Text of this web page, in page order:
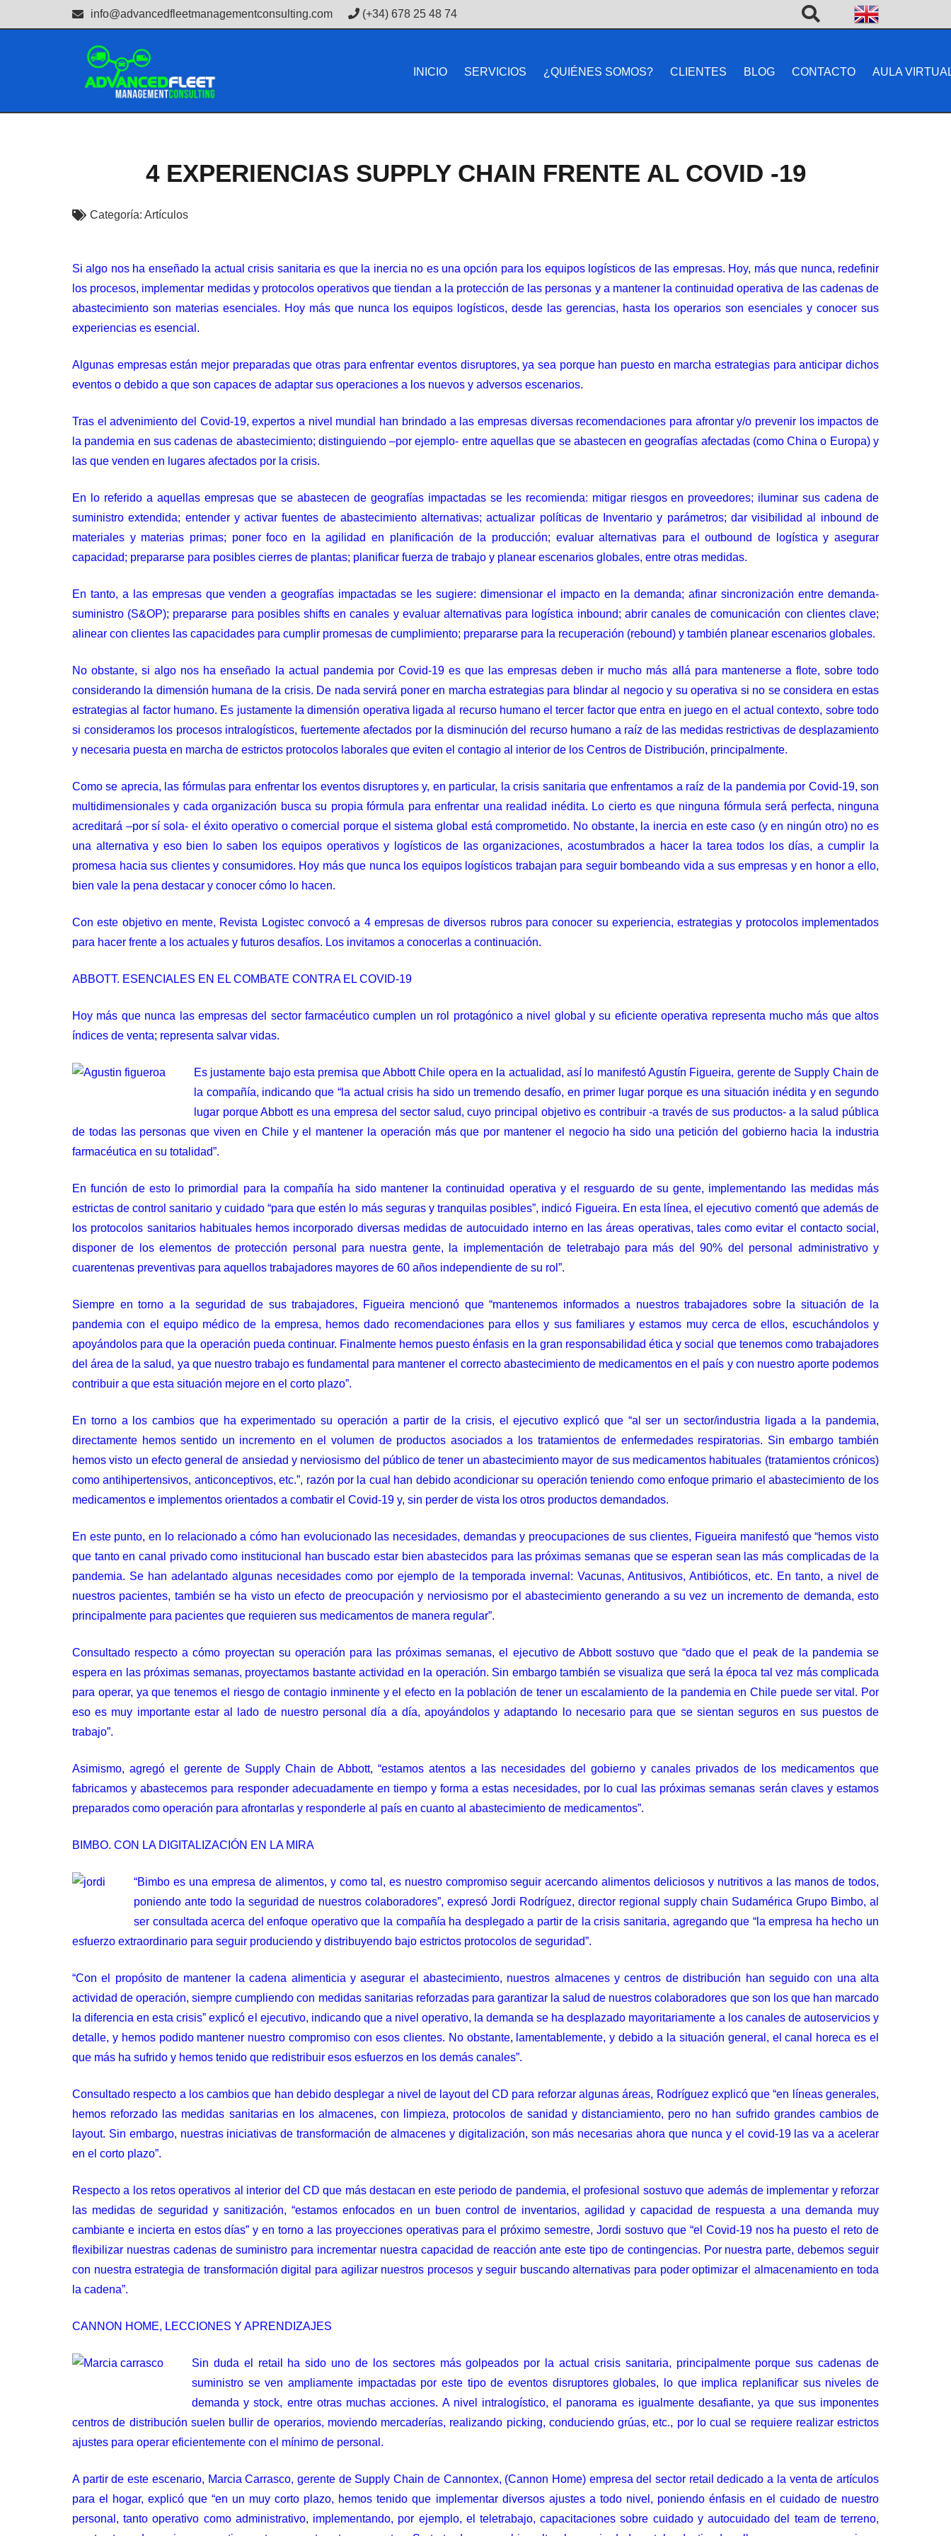
info@advancedfleetmanagementconsulting.com (+34) 678 25 48 74
INICIO SERVICIOS ¿QUIÉNES SOMOS? CLIENTES BLOG CONTACTO AULA
4 EXPERIENCIAS SUPPLY CHAIN FRENTE AL COVID -19
Categoría: Artículos
Si algo nos ha enseñado la actual crisis sanitaria es que la inercia no es una opción para los equipos logísticos de las empresas. Hoy, más que nunca, redefinir
los procesos, implementar medidas y protocolos operativos que tiendan a la protección de las personas y a mantener la continuidad operativa de las cadenas de
abastecimiento son materias esenciales. Hoy más que nunca los equipos logísticos, desde las gerencias, hasta los operarios son esenciales y conocer sus
experiencias es esencial.
Algunas empresas están mejor preparadas que otras para enfrentar eventos disruptores, ya sea porque han puesto en marcha estrategias para anticipar dichos
eventos o debido a que son capaces de adaptar sus operaciones a los nuevos y adversos escenarios.
Tras el advenimiento del Covid-19, expertos a nivel mundial han brindado a las empresas diversas recomendaciones para afrontar y/o prevenir los impactos de
la pandemia en sus cadenas de abastecimiento; distinguiendo –por ejemplo- entre aquellas que se abastecen en geografías afectadas (como China o Europa) y
las que venden en lugares afectados por la crisis.
En lo referido a aquellas empresas que se abastecen de geografías impactadas se les recomienda: mitigar riesgos en proveedores; iluminar sus cadena de
suministro extendida; entender y activar fuentes de abastecimiento alternativas; actualizar políticas de Inventario y parámetros; dar visibilidad al inbound de
materiales y materias primas; poner foco en la agilidad en planificación de la producción; evaluar alternativas para el outbound de logística y asegurar
capacidad; prepararse para posibles cierres de plantas; planificar fuerza de trabajo y planear escenarios globales, entre otras medidas.
En tanto, a las empresas que venden a geografías impactadas se les sugiere: dimensionar el impacto en la demanda; afinar sincronización entre demanda-
suministro (S&OP); prepararse para posibles shifts en canales y evaluar alternativas para logística inbound; abrir canales de comunicación con clientes clave;
alinear con clientes las capacidades para cumplir promesas de cumplimiento; prepararse para la recuperación (rebound) y también planear escenarios globales.
No obstante, si algo nos ha enseñado la actual pandemia por Covid-19 es que las empresas deben ir mucho más allá para mantenerse a flote, sobre todo
considerando la dimensión humana de la crisis. De nada servirá poner en marcha estrategias para blindar al negocio y su operativa si no se considera en estas
estrategias al factor humano. Es justamente la dimensión operativa ligada al recurso humano el tercer factor que entra en juego en el actual contexto, sobre todo
si consideramos los procesos intralogísticos, fuertemente afectados por la disminución del recurso humano a raíz de las medidas restrictivas de desplazamiento
y necesaria puesta en marcha de estrictos protocolos laborales que eviten el contagio al interior de los Centros de Distribución, principalmente.
Como se aprecia, las fórmulas para enfrentar los eventos disruptores y, en particular, la crisis sanitaria que enfrentamos a raíz de la pandemia por Covid-19, son
multidimensionales y cada organización busca su propia fórmula para enfrentar una realidad inédita. Lo cierto es que ninguna fórmula será perfecta, ninguna
acreditará –por sí sola- el éxito operativo o comercial porque el sistema global está comprometido. No obstante, la inercia en este caso (y en ningún otro) no es
una alternativa y eso bien lo saben los equipos operativos y logísticos de las organizaciones, acostumbrados a hacer la tarea todos los días, a cumplir la
promesa hacia sus clientes y consumidores. Hoy más que nunca los equipos logísticos trabajan para seguir bombeando vida a sus empresas y en honor a ello,
bien vale la pena destacar y conocer cómo lo hacen.
Con este objetivo en mente, Revista Logistec convocó a 4 empresas de diversos rubros para conocer su experiencia, estrategias y protocolos implementados
para hacer frente a los actuales y futuros desafíos. Los invitamos a conocerlas a continuación.
ABBOTT. ESENCIALES EN EL COMBATE CONTRA EL COVID-19
Hoy más que nunca las empresas del sector farmacéutico cumplen un rol protagónico a nivel global y su eficiente operativa representa mucho más que altos
índices de venta; representa salvar vidas.
Es justamente bajo esta premisa que Abbott Chile opera en la actualidad, así lo manifestó Agustín Figueira, gerente de Supply Chain de
la compañía, indicando que “la actual crisis ha sido un tremendo desafío, en primer lugar porque es una situación inédita y en segundo
lugar porque Abbott es una empresa del sector salud, cuyo principal objetivo es contribuir -a través de sus productos- a la salud pública
de todas las personas que viven en Chile y el mantener la operación más que por mantener el negocio ha sido una petición del gobierno hacia la industria
farmacéutica en su totalidad”.
En función de esto lo primordial para la compañía ha sido mantener la continuidad operativa y el resguardo de su gente, implementando las medidas más
estrictas de control sanitario y cuidado “para que estén lo más seguras y tranquilas posibles”, indicó Figueira. En esta línea, el ejecutivo comentó que además de
los protocolos sanitarios habituales hemos incorporado diversas medidas de autocuidado interno en las áreas operativas, tales como evitar el contacto social,
disponer de los elementos de protección personal para nuestra gente, la implementación de teletrabajo para más del 90% del personal administrativo y
cuarentenas preventivas para aquellos trabajadores mayores de 60 años independiente de su rol”.
Siempre en torno a la seguridad de sus trabajadores, Figueira mencionó que “mantenemos informados a nuestros trabajadores sobre la situación de la
pandemia con el equipo médico de la empresa, hemos dado recomendaciones para ellos y sus familiares y estamos muy cerca de ellos, escuchándolos y
apoyándolos para que la operación pueda continuar. Finalmente hemos puesto énfasis en la gran responsabilidad ética y social que tenemos como trabajadores
del área de la salud, ya que nuestro trabajo es fundamental para mantener el correcto abastecimiento de medicamentos en el país y con nuestro aporte podemos
contribuir a que esta situación mejore en el corto plazo”.
En torno a los cambios que ha experimentado su operación a partir de la crisis, el ejecutivo explicó que “al ser un sector/industria ligada a la pandemia,
directamente hemos sentido un incremento en el volumen de productos asociados a los tratamientos de enfermedades respiratorias. Sin embargo también
hemos visto un efecto general de ansiedad y nerviosismo del público de tener un abastecimiento mayor de sus medicamentos habituales (tratamientos crónicos)
como antihipertensivos, anticonceptivos, etc.”, razón por la cual han debido acondicionar su operación teniendo como enfoque primario el abastecimiento de los
medicamentos e implementos orientados a combatir el Covid-19 y, sin perder de vista los otros productos demandados.
En este punto, en lo relacionado a cómo han evolucionado las necesidades, demandas y preocupaciones de sus clientes, Figueira manifestó que “hemos visto
que tanto en canal privado como institucional han buscado estar bien abastecidos para las próximas semanas que se esperan sean las más complicadas de la
pandemia. Se han adelantado algunas necesidades como por ejemplo de la temporada invernal: Vacunas, Antitusivos, Antibióticos, etc. En tanto, a nivel de
nuestros pacientes, también se ha visto un efecto de preocupación y nerviosismo por el abastecimiento generando a su vez un incremento de demanda, esto
principalmente para pacientes que requieren sus medicamentos de manera regular”.
Consultado respecto a cómo proyectan su operación para las próximas semanas, el ejecutivo de Abbott sostuvo que “dado que el peak de la pandemia se
espera en las próximas semanas, proyectamos bastante actividad en la operación. Sin embargo también se visualiza que será la época tal vez más complicada
para operar, ya que tenemos el riesgo de contagio inminente y el efecto en la población de tener un escalamiento de la pandemia en Chile puede ser vital. Por
eso es muy importante estar al lado de nuestro personal día a día, apoyándolos y adaptando lo necesario para que se sientan seguros en sus puestos de
trabajo”.
Asimismo, agregó el gerente de Supply Chain de Abbott, “estamos atentos a las necesidades del gobierno y canales privados de los medicamentos que
fabricamos y abastecemos para responder adecuadamente en tiempo y forma a estas necesidades, por lo cual las próximas semanas serán claves y estamos
preparados como operación para afrontarlas y responderle al país en cuanto al abastecimiento de medicamentos”.
BIMBO. CON LA DIGITALIZACIÓN EN LA MIRA
“Bimbo es una empresa de alimentos, y como tal, es nuestro compromiso seguir acercando alimentos deliciosos y nutritivos a las manos de todos,
poniendo ante todo la seguridad de nuestros colaboradores”, expresó Jordi Rodríguez, director regional supply chain Sudamérica Grupo Bimbo, al
ser consultada acerca del enfoque operativo que la compañía ha desplegado a partir de la crisis sanitaria, agregando que “la empresa ha hecho un
esfuerzo extraordinario para seguir produciendo y distribuyendo bajo estrictos protocolos de seguridad”.
“Con el propósito de mantener la cadena alimenticia y asegurar el abastecimiento, nuestros almacenes y centros de distribución han seguido con una alta
actividad de operación, siempre cumpliendo con medidas sanitarias reforzadas para garantizar la salud de nuestros colaboradores que son los que han marcado
la diferencia en esta crisis” explicó el ejecutivo, indicando que a nivel operativo, la demanda se ha desplazado mayoritariamente a los canales de autoservicios y
detalle, y hemos podido mantener nuestro compromiso con esos clientes. No obstante, lamentablemente, y debido a la situación general, el canal horeca es el
que más ha sufrido y hemos tenido que redistribuir esos esfuerzos en los demás canales”.
Consultado respecto a los cambios que han debido desplegar a nivel de layout del CD para reforzar algunas áreas, Rodríguez explicó que “en líneas generales,
hemos reforzado las medidas sanitarias en los almacenes, con limpieza, protocolos de sanidad y distanciamiento, pero no han sufrido grandes cambios de
layout. Sin embargo, nuestras iniciativas de transformación de almacenes y digitalización, son más necesarias ahora que nunca y el covid-19 las va a acelerar
en el corto plazo”.
Respecto a los retos operativos al interior del CD que más destacan en este periodo de pandemia, el profesional sostuvo que además de implementar y reforzar
las medidas de seguridad y sanitización, “estamos enfocados en un buen control de inventarios, agilidad y capacidad de respuesta a una demanda muy
cambiante e incierta en estos días” y en torno a las proyecciones operativas para el próximo semestre, Jordi sostuvo que “el Covid-19 nos ha puesto el reto de
flexibilizar nuestras cadenas de suministro para incrementar nuestra capacidad de reacción ante este tipo de contingencias. Por nuestra parte, debemos seguir
con nuestra estrategia de transformación digital para agilizar nuestros procesos y seguir buscando alternativas para poder optimizar el almacenamiento en toda
la cadena”.
CANNON HOME, LECCIONES Y APRENDIZAJES
Sin duda el retail ha sido uno de los sectores más golpeados por la actual crisis sanitaria, principalmente porque sus cadenas de
suministro se ven ampliamente impactadas por este tipo de eventos disruptores globales, lo que implica replanificar sus niveles de
demanda y stock, entre otras muchas acciones. A nivel intralogístico, el panorama es igualmente desafiante, ya que sus imponentes
centros de distribución suelen bullir de operarios, moviendo mercaderías, realizando picking, conduciendo grúas, etc., por lo cual se requiere realizar estrictos
ajustes para operar eficientemente con el mínimo de personal.
A partir de este escenario, Marcia Carrasco, gerente de Supply Chain de Cannontex, (Cannon Home) empresa del sector retail dedicado a la venta de artículos
para el hogar, explicó que “en un muy corto plazo, hemos tenido que implementar diversos ajustes a todo nivel, poniendo énfasis en el cuidado de nuestro
personal, tanto operativo como administrativo, implementando, por ejemplo, el teletrabajo, capacitaciones sobre cuidado y autocuidado del team de terreno,